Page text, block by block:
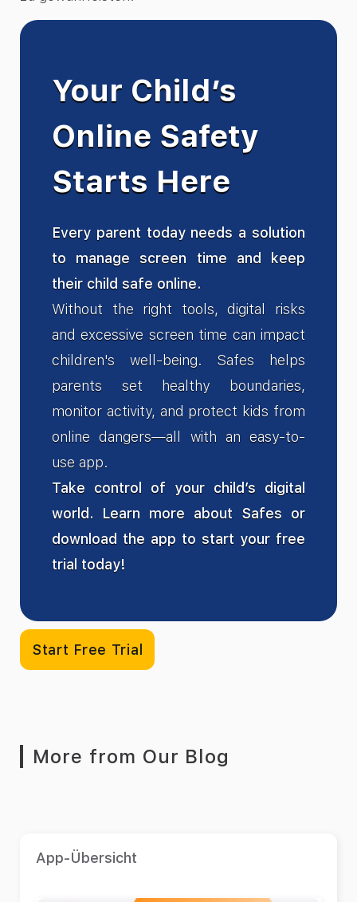
Your Child’s
Online Safety
Starts Here
Every parent today needs a solution
to manage screen time and keep
their child safe online.
Without the right tools, digital risks
and excessive screen time can impact
children's well-being. Safes helps
parents set healthy boundaries,
monitor activity, and protect kids from
online dangers—all with an easy-to-
use app.
Take control of your child’s digital
world. Learn more about Safes or
download the app to start your free
trial today!
Start Free Trial
More from Our Blog
App-Übersicht